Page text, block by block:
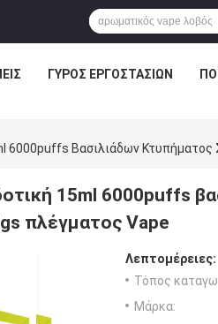
ΓΎΡΟΣ ΕΡΓΟΣΤΑΣΊΩΝ
6000puffs Βασιλιάδων Κτυπήματος
15ml 6000puffs
πλέγματος Vape
Λεπτομέρειες:
Τόπος
Μάρκα: